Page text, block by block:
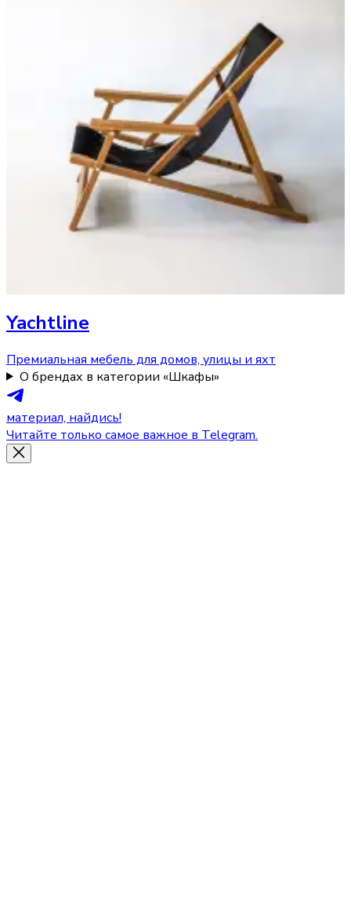
Yachtline
Премиальная мебель для домов, улицы и яхт
О брендах в категории «Шкафы»
материал, найдись!
Читайте только самое важное в Telegram.